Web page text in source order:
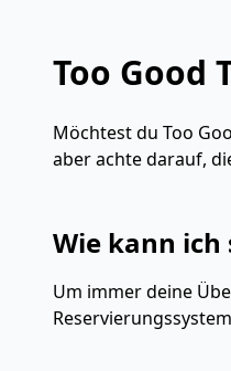
Too Good
Möchtest du Too
aber achte darauf,
Wie kann ich
Um immer deine